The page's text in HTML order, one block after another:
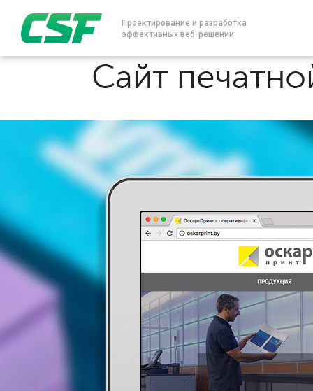
Проектирование и разработка
эффективных веб-решений
Сайт